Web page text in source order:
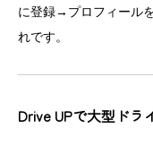
に登録→プロフィール
れです。
Drive UPで大型ドラ